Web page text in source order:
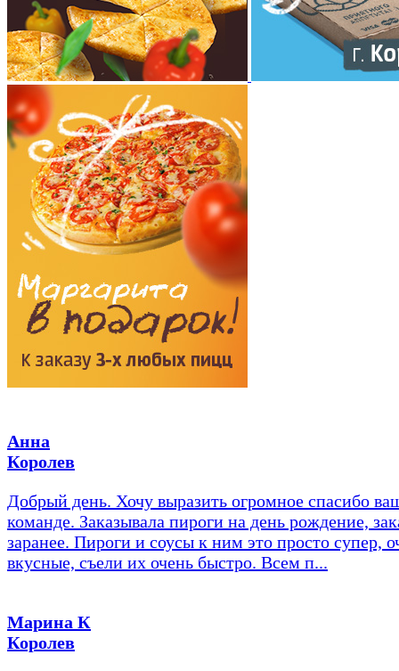
Анна
Королев
Добрый день. Хочу выразить огромное спасибо
команде. Заказывала пироги на день рождение,
заранее. Пироги и соусы к ним это просто супер,
вкусные, съели их очень быстро. Всем п...
Марина К
Королев